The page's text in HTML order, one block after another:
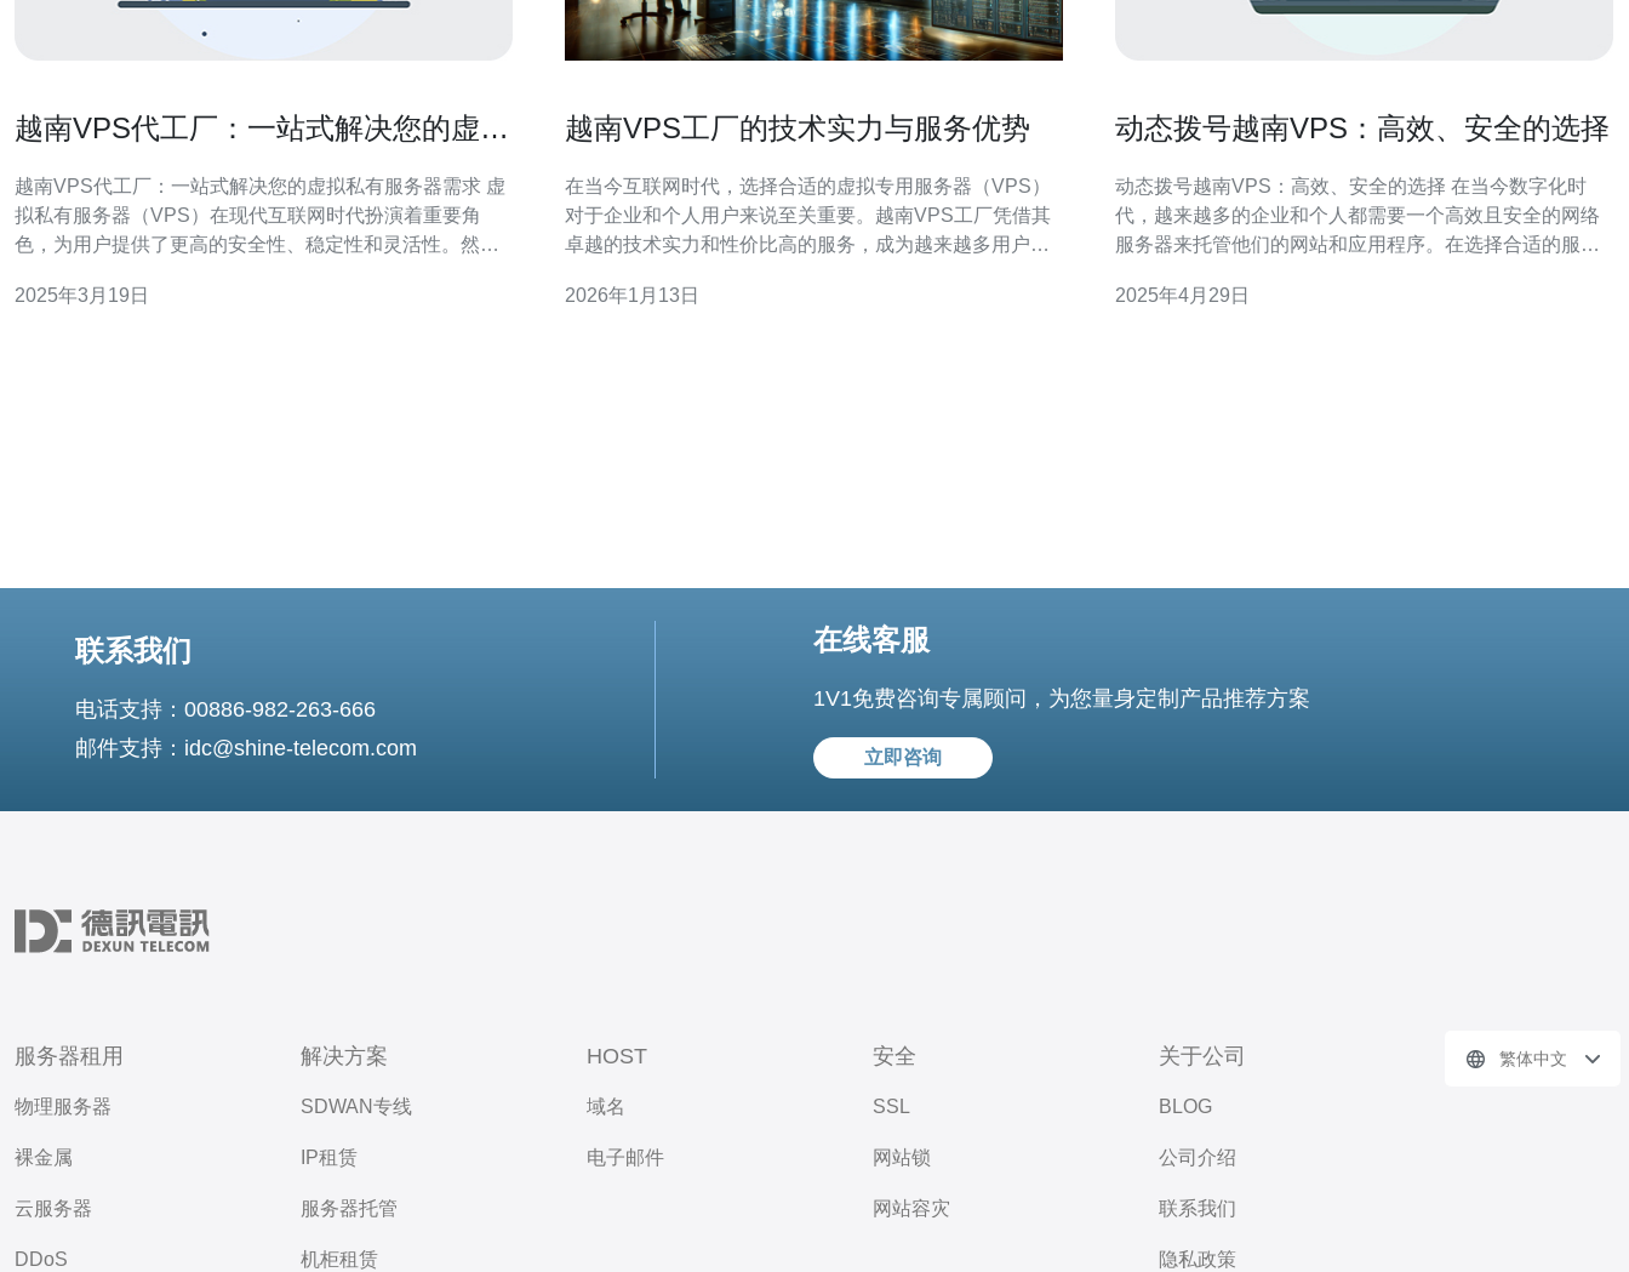
越南VPS代工厂：一站式解决您的虚拟
越南VPS代工厂：一站式解决您的虚拟私有服务器需求 虚
拟私有服务器（VPS）在现代互联网时代扮演着重要角
色，为用户提供了更高的安全性、稳定性和灵活性。然
务。在这里，我们向您推荐越南VPS代工厂，一个一站式
2025年3月19日
越南VPS工厂的技术实力与服务优势
在当今互联网时代，选择合适的虚拟专用服务器（VPS）
对于企业和个人用户来说至关重要。越南VPS工厂凭借其
卓越的技术实力和性价比高的服务，成为越来越多用户的
成本获得高质量服务，越南VPS工厂都能满足您的需求。
2026年1月13日
动态拨号越南VPS：高效、安全的选择
动态拨号越南VPS：高效、安全的选择 在当今数字化时
代，越来越多的企业和个人都需要一个高效且安全的网络
服务器来托管他们的网站和应用程序。在选择合适的服务
号越南VPS是一种虚拟专用服务器（VPS），它通过动态
2025年4月29日
联系我们
电话支持：00886-982-263-666
邮件支持：idc@shine-telecom.com
在线客服
1V1免费咨询专属顾问，为您量身定制产品推荐方案
立即咨询
服务器租用
物理服务器
裸金属
云服务器
DDoS
解决方案
SDWAN专线
IP租赁
服务器托管
机柜租赁
HOST
域名
电子邮件
安全
SSL
网站锁
网站容灾
关于公司
BLOG
公司介绍
联系我们
隐私政策
繁体中文